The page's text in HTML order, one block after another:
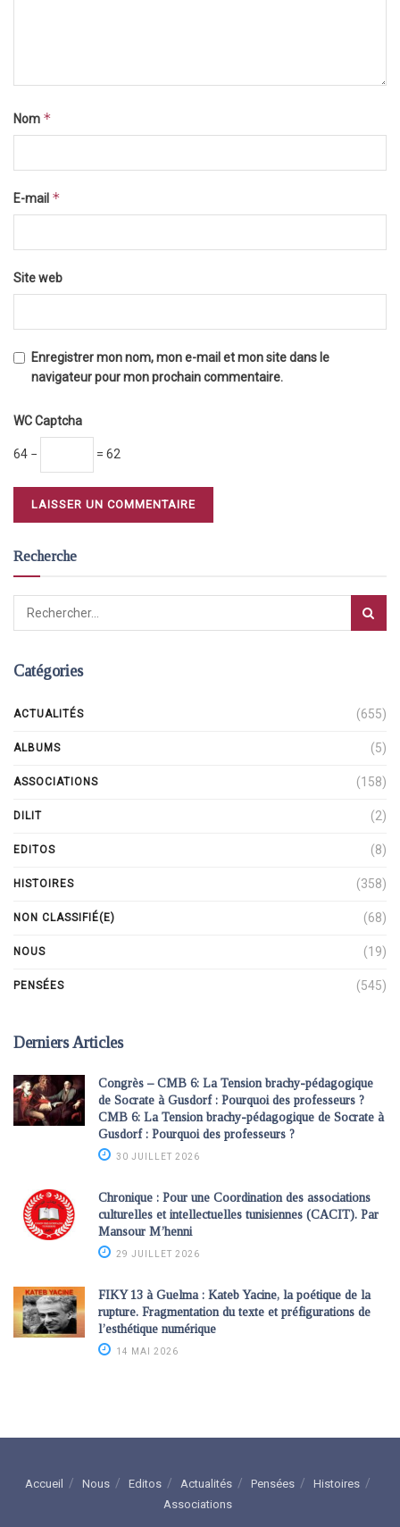
Nom *
E-mail *
Site web
Enregistrer mon nom, mon e-mail et mon site dans le
navigateur pour mon prochain commentaire.
WC Captcha
64 − = 62
Recherche
Catégories
ACTUALITÉS (655)
ALBUMS (5)
ASSOCIATIONS (158)
DILIT (2)
EDITOS (8)
HISTOIRES (358)
NON CLASSIFIÉ(E) (68)
NOUS (19)
PENSÉES (545)
Derniers Articles
Congrès – CMB 6: La Tension brachy-pédagogique
de Socrate à Gusdorf : Pourquoi des professeurs ?
CMB 6: La Tension brachy-pédagogique de Socrate à
Gusdorf : Pourquoi des professeurs ?
30 JUILLET 2026
Chronique : Pour une Coordination des associations
culturelles et intellectuelles tunisiennes (CACIT). Par
Mansour M’henni
29 JUILLET 2026
FIKY 13 à Guelma : Kateb Yacine, la poétique de la
rupture. Fragmentation du texte et préfigurations de
l’esthétique numérique
14 MAI 2026
Accueil Nous Editos Actualités Pensées
Histoires
Associations